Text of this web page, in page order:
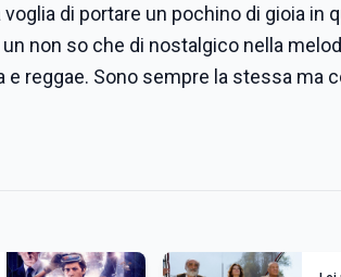
di portare un pochino di gioia in
non so che di nostalgico nella
reggae. Sono sempre la stessa ma